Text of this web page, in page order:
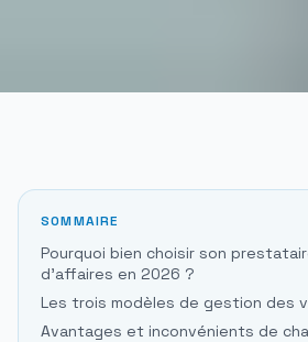
SOMMAIRE
Pourquoi bien choisir son
d'affaires en 2026 ?
Les trois modèles de gestion des
Avantages et inconvénients de